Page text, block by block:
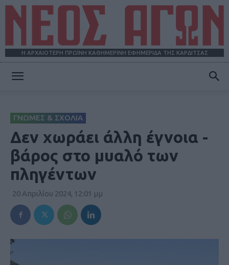
Η ΑΡΧΑΙΟΤΕΡΗ ΠΡΩΪΝΗ ΚΑΘΗΜΕΡΙΝΗ ΕΦΗΜΕΡΙΔΑ ΤΗΣ ΚΑΡΔΙΤΣΑΣ
ΓΝΩΜΕΣ & ΣΧΟΛΙΑ
Δεν χωράει άλλη έγνοια -
βάρος στο μυαλό των
πληγέντων
20 Απριλίου 2024, 12:01 μμ